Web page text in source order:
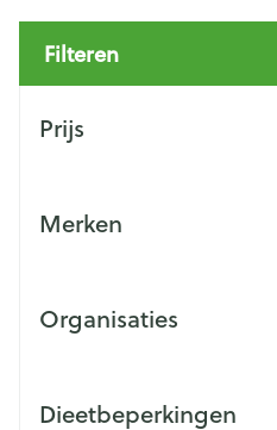
Filteren
Prijs
Merken
Organisaties
Dieetbeperkingen